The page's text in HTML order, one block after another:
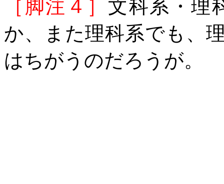
［脚注４］ 文科系・理
か、また理科系でも、
はちがうのだろうが。